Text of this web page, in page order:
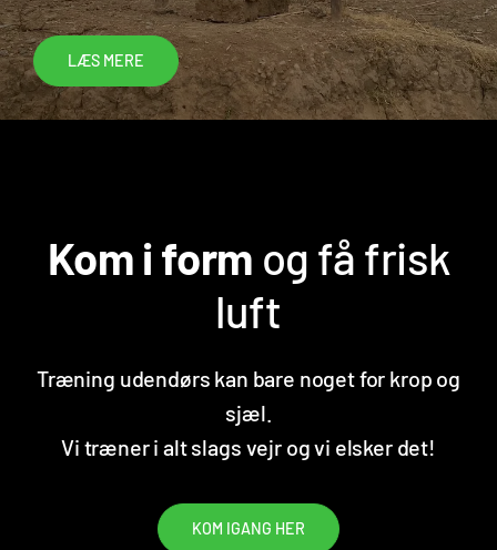
Kom i form og få frisk
luft
Træning udendørs kan bare noget for krop og
sjæl.
Vi træner i alt slags vejr og vi elsker det!